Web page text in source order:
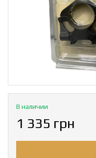
В наличии
1 335 грн